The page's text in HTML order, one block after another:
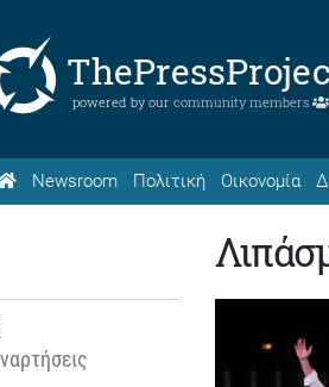
powered by our community members
Newsroom Πολιτική Οικονομία